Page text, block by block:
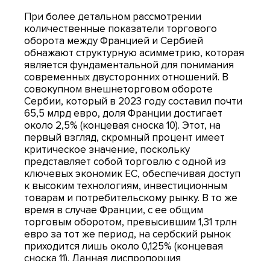
При более детальном рассмотрении
количественные показатели торгового
оборота между Францией и Сербией
обнажают структурную асимметрию, которая
является фундаментальной для понимания
современных двусторонних отношений. В
совокупном внешнеторговом обороте
Сербии, который в 2023 году составил почти
65,5 млрд евро, доля Франции достигает
около 2,5% (концевая сноска 10). Этот, на
первый взгляд, скромный процент имеет
критическое значение, поскольку
представляет собой торговлю с одной из
ключевых экономик ЕС, обеспечивая доступ
к высоким технологиям, инвестиционным
товарам и потребительскому рынку. В то же
время в случае Франции, с ее общим
торговым оборотом, превысившим 1,31 трлн
евро за тот же период, на сербский рынок
приходится лишь около 0,125% (концевая
сноска 11). Данная диспропорция